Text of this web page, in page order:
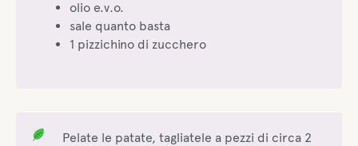
olio e.v.o.
sale quanto basta
1 pizzichino di zucchero
Pelate le patate, tagliatele a pezzi di circa 2